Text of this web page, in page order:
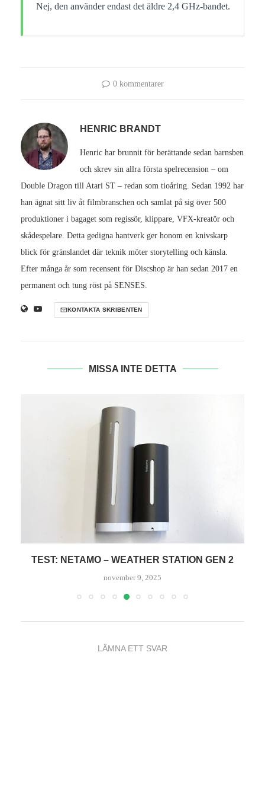
Nej, den använder endast det äldre 2,4 GHz-bandet.
0 kommentarer
HENRIC BRANDT
Henric har brunnit för berättande sedan barnsben
och skrev sin allra första spelrecension – om
Double Dragon till Atari ST – redan som tioåring. Sedan 1992 har
han ägnat sitt liv åt filmbranschen och samlat på sig över 500
produktioner i bagaget som regissör, klippare, VFX-kreatör och
skådespelare. Detta gedigna hantverk ger honom en knivskarp
blick för gränslandet där teknik möter storytelling och känsla.
Efter många år som recensent för Discshop är han sedan 2017 en
permanent och tung röst på SENSES.
KONTAKTA SKRIBENTEN
MISSA INTE DETTA
TEST: NETAMO – WEATHER STATION GEN 2
november 9, 2025
LÄMNA ETT SVAR